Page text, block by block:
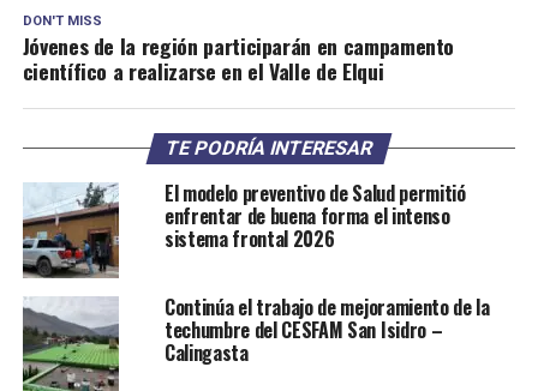
DON'T MISS
Jóvenes de la región participarán en campamento
científico a realizarse en el Valle de Elqui
TE PODRÍA INTERESAR
El modelo preventivo de Salud permitió
enfrentar de buena forma el intenso
sistema frontal 2026
Continúa el trabajo de mejoramiento de la
techumbre del CESFAM San Isidro –
Calingasta